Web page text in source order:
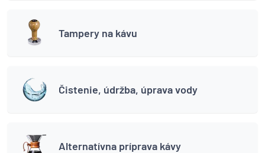
Tampery na kávu
Čistenie, údržba, úprava vody
Alternatívna príprava kávy